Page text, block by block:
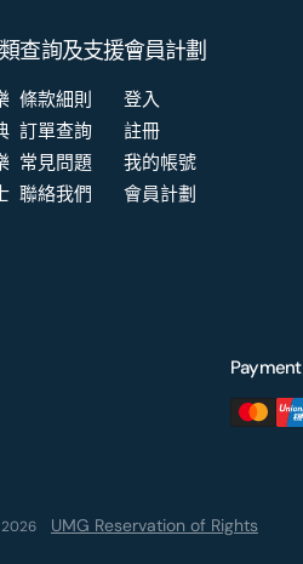
查詢及支援
條款細則
訂單查詢
常見問題
聯絡我們
會員計劃
登入
註冊
我的帳號
會員計劃
Payment
2026 UMG Reservation of Rights